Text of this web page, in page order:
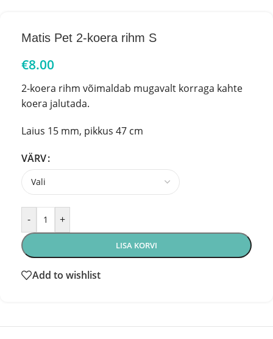
Matis Pet 2-koera rihm S
€8.00
2-koera rihm võimaldab mugavalt korraga kahte
koera jalutada.
Laius 15 mm, pikkus 47 cm
VÄRV
- +
LISA KORVI
Add to wishlist